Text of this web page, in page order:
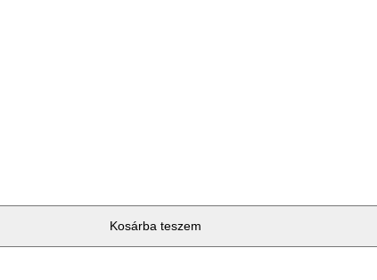
Kosárba teszem